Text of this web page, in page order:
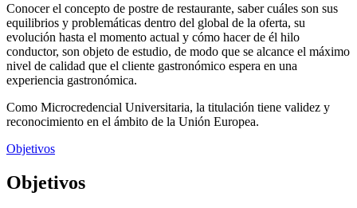
Conocer el concepto de postre de restaurante, saber cuáles son sus
equilibrios y problemáticas dentro del global de la oferta, su
evolución hasta el momento actual y cómo hacer de él hilo
conductor, son objeto de estudio, de modo que se alcance el máximo
nivel de calidad que el cliente gastronómico espera en una
experiencia gastronómica.
Como Microcredencial Universitaria, la titulación tiene validez y
reconocimiento en el ámbito de la Unión Europea.
Objetivos
Objetivos